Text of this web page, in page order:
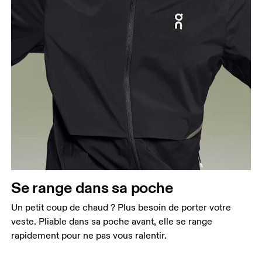
Se range dans sa poche
Un petit coup de chaud ? Plus besoin de porter votre
veste. Pliable dans sa poche avant, elle se range
rapidement pour ne pas vous ralentir.